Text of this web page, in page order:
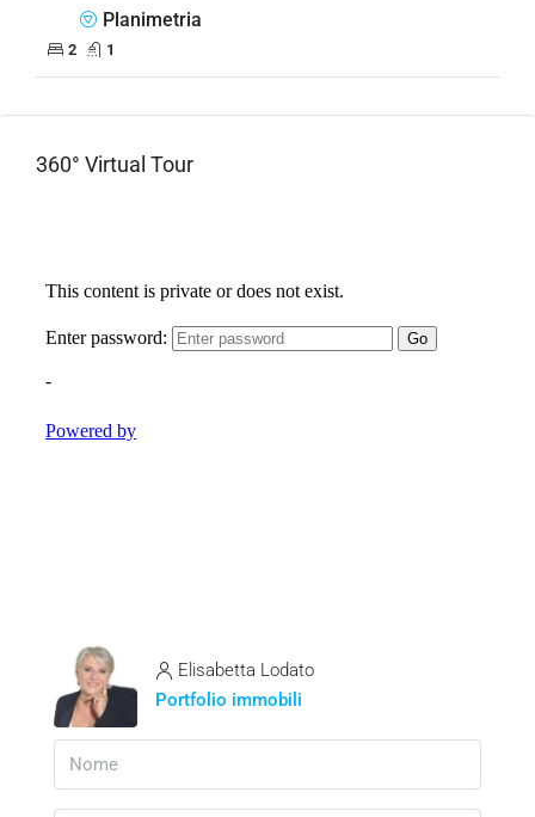
Planimetria
2 1
360° Virtual Tour
Elisabetta Lodato
Portfolio immobili